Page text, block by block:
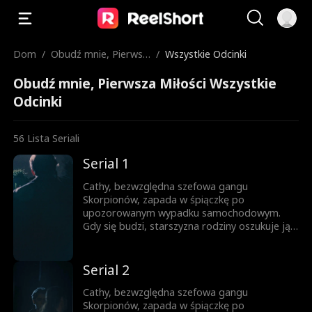
Dom / Obudź mnie, Pierwsz
/ Wszystkie Odcinki
Obudź mnie, Pierwsza Miłości Wszystkie
Odcinki
56 Lista Seriali
Serial 1
Cathy, bezwzględna szefowa gangu
Skorpionów, zapada w śpiączkę po
upozorowanym wypadku samochodowym.
Gdy się budzi, starszyzna rodziny oszukuje ją,
zabezpieczyć dziedzica. Choć początkowo się
nie lubią, powoli zaczyna między nimi iskrzyć.
Żadne z nich nie zdaje sobie sprawy, że
Aleksander to w rzeczywistości dawno
Serial 2
Cathy, bezwzględna szefowa gangu
Skorpionów, zapada w śpiączkę po